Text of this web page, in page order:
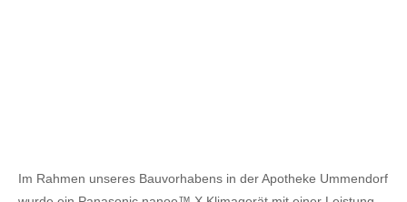
Im Rahmen unseres Bauvorhabens in der Apotheke Ummendorf